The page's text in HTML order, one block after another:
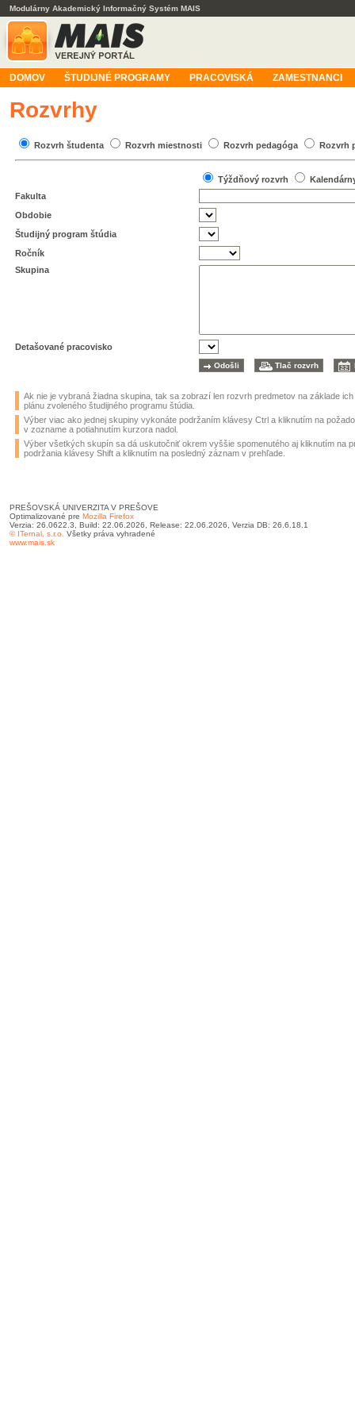
Modulárny Akademický Informačný Systém MAIS
DOMOV ŠTUDIJNÉ PROGRAMY PRACOVISKÁ ZAMESTNANCI
Rozvrhy
Rozvrh študenta Rozvrh miestnosti Rozvrh pedagóga Rozvrh
Týždňový rozvrh
Fakulta
Obdobie
Študijný program štúdia
Ročník
Skupina
Detašované pracovisko
Ak nie je vybraná žiadna skupina, tak sa zobrazí len rozvrh predmetov na základe
plánu zvoleného študijného programu štúdia.
Výber viac ako jednej skupiny vykonáte podržaním klávesy Ctrl a kliknutím na
v zozname a potiahnutím kurzora nadol.
Výber všetkých skupín sa dá uskutočniť okrem vyššie spomenutého aj kliknutím na
podržania klávesy Shift a kliknutím na posledný záznam v prehľade.
PREŠOVSKÁ UNIVERZITA V PREŠOVE
Optimalizované pre Mozilla Firefox
Verzia: 26.0622.3, Build: 22.06.2026, Release: 22.06.2026, Verzia DB: 26.6.18.1
© ITernal, s.r.o. Všetky práva vyhradené
www.mais.sk